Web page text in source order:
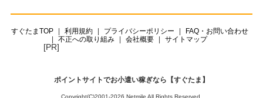
すぐたまTOP 利用規約 プライバシーポリシー
FAQ・お問い合わせ
不正への取り組み
会社概要 サイトマップ
[PR]
ポイントサイトでお小遣い稼ぎなら【すぐたま】
Copyright(C)2001-2026 Netmile All Rights Reserved.